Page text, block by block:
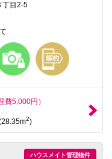
丁目2-5
費5,000円）
2)
ハウスメイト管理物件